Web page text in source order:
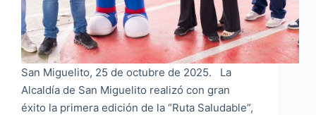
San Miguelito, 25 de octubre de 2025. La
Alcaldía de San Miguelito realizó con gran
éxito la primera edición de la “Ruta Saludable”,